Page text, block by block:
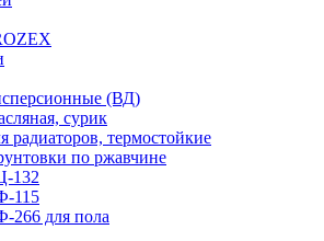
(ВД)
сурик
радиаторов, термостойкие
по ржавчине
132
115
266 для пола